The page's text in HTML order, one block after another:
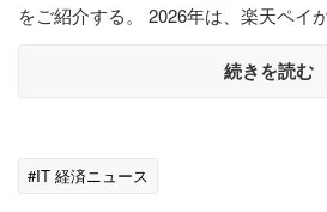
をご紹介する。 2026年は、楽天ペイ
続きを読む
#IT 経済ニュース